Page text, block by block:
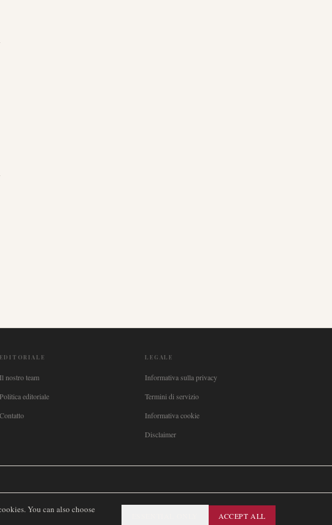
EDITORIALE
Il nostro team
Politica editoriale
Contatto
LEGALE
Informativa sulla privacy
Termini di servizio
Informativa cookie
Disclaimer
You can also choose
ACCEPT ALL